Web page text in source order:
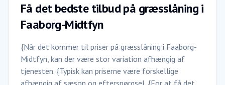
Få det bedste tilbud på græsslåning i
Faaborg-Midtfyn
{Når det kommer til priser på græsslåning i Faaborg-
Midtfyn, kan der være stor variation afhængig af
tjenesten. {Typisk kan priserne være forskellige
afhængig af sæson og efterspørgsel. {For at få det